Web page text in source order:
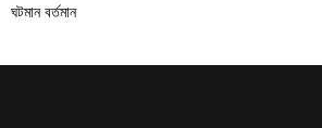
ঘটমান বর্তমান